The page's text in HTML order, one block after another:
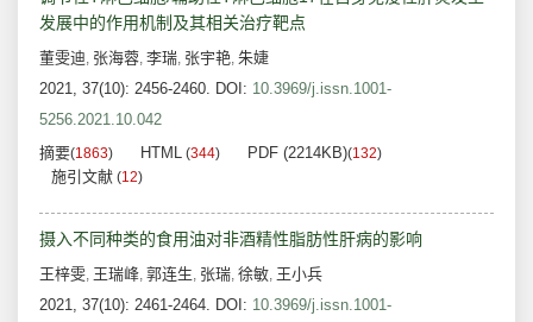
发展中的作用机制及其相关治疗靶点
董雯迪, 张海蓉, 李瑞, 张宇艳, 朱婕
2021, 37(10): 2456-2460. DOI: 10.3969/j.issn.1001-
5256.2021.10.042
摘要(1863) HTML (344) PDF (2214KB)(132)
施引文献 (12)
摄入不同种类的食用油对非酒精性脂肪性肝病的影响
王梓雯, 王瑞峰, 郭连生, 张瑞, 徐敏, 王小兵
2021, 37(10): 2461-2464. DOI: 10.3969/j.issn.1001-